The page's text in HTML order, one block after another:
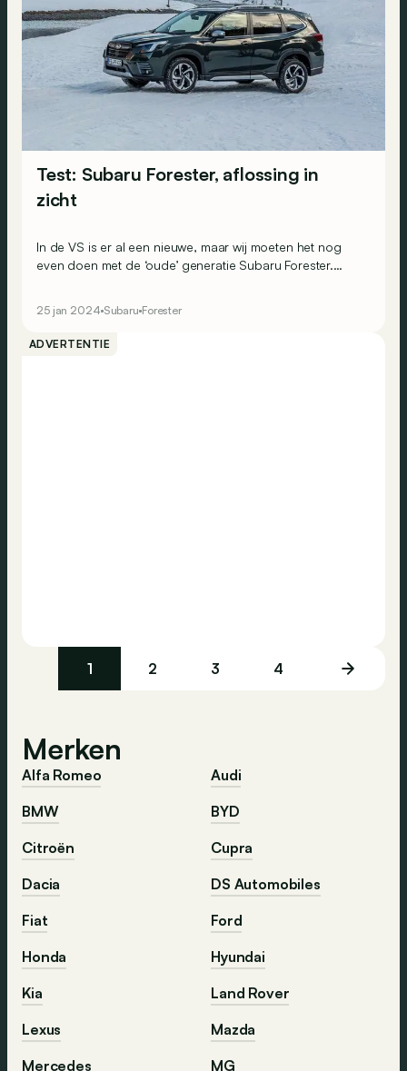
Test: Subaru Forester, aflossing in
zicht
In de VS is er al een nieuwe, maar wij moeten het nog
even doen met de ‘oude’ generatie Subaru Forester.
25 jan 2024 Subaru Forester
ADVERTENTIE
1 2 3 4
Merken
Alfa Romeo
Audi
BMW
BYD
Citroën
Cupra
Dacia
DS Automobiles
Fiat
Ford
Honda
Hyundai
Kia
Land Rover
Lexus
Mazda
Mercedes
MG